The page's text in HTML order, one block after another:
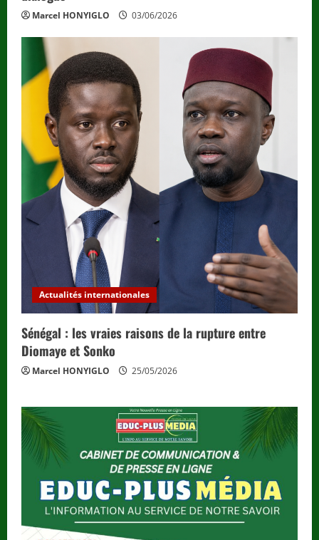
Marcel HONYIGLO 03/06/2026
Actualités internationales
Sénégal : les vraies raisons de la rupture entre
Diomaye et Sonko
Marcel HONYIGLO 25/05/2026